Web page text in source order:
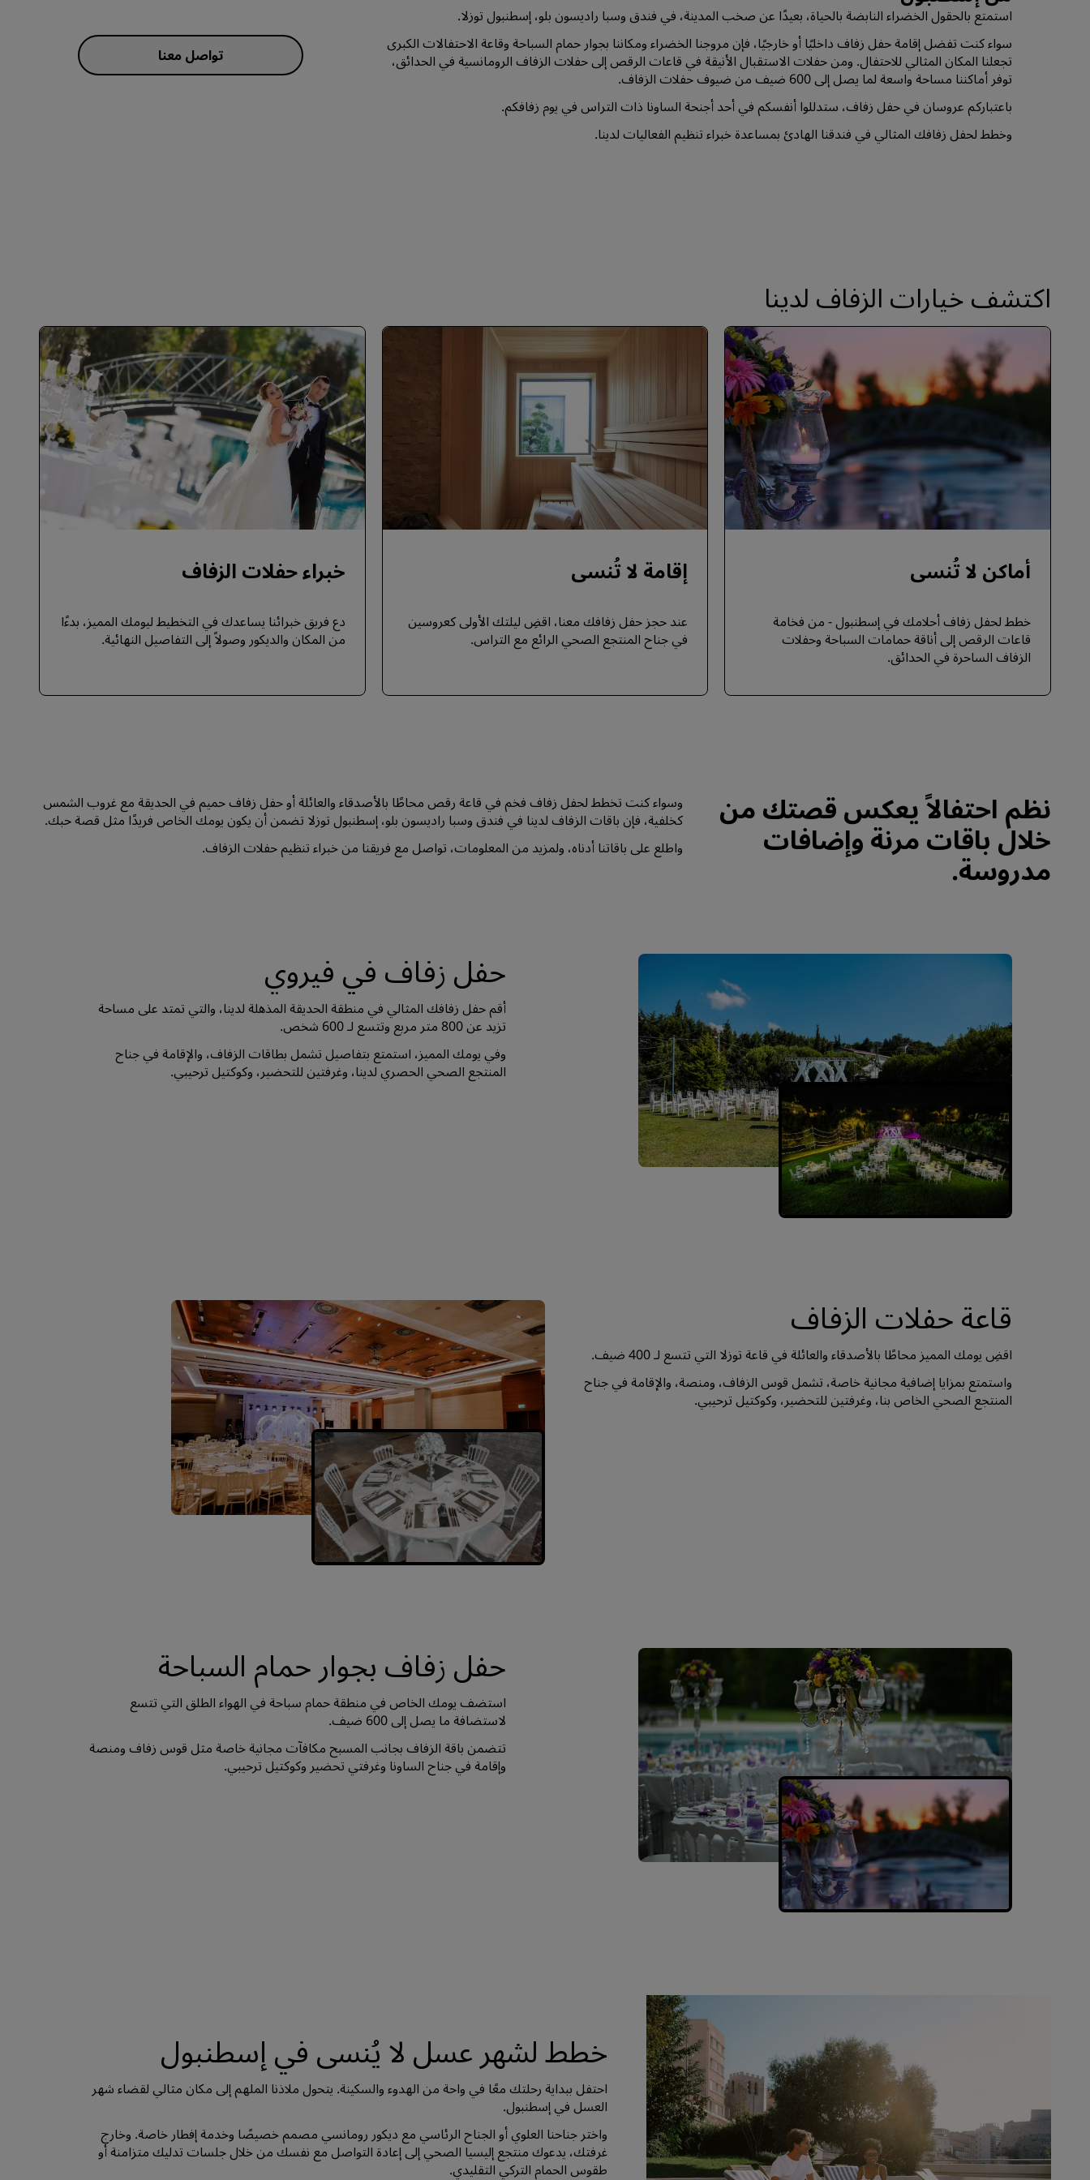
استمتع بالحقول الخضراء النابضة بالحياة، بعيدًا عن صخب المدينة، في فندق وسبا راديسون بلو، إسطنبول توزلا.
سواء كنت تفضل إقامة حفل زفاف داخليًا أو خارجيًا، فإن مروجنا الخضراء ومكاننا بجوار حمام السباحة وقاعة الاحتفالات الكبرى
تجعلنا المكان المثالي للاحتفال. ومن حفلات الاستقبال الأنيقة في قاعات الرقص إلى حفلات الزفاف الرومانسية في الحدائق،
توفر أماكننا مساحة واسعة لما يصل إلى 600 ضيف من ضيوف حفلات الزفاف.
باعتباركم عروسان في حفل زفاف، ستدللوا أنفسكم في أحد أجنحة الساونا ذات التراس في يوم زفافكم.
وخطط لحفل زفافك المثالي في فندقنا الهادئ بمساعدة خبراء تنظيم الفعاليات لدينا.
تواصل معنا
اكتشف خيارات الزفاف لدينا
أماكن لا تُنسى
خطط لحفل زفاف أحلامك في إسطنبول - من فخامة
قاعات الرقص إلى أناقة حمامات السباحة وحفلات
الزفاف الساحرة في الحدائق.
إقامة لا تُنسى
عند حجز حفل زفافك معنا، اقضِ ليلتك الأولى كعروسين
في جناح المنتجع الصحي الرائع مع التراس.
خبراء حفلات الزفاف
دع فريق خبرائنا يساعدك في التخطيط ليومك المميز، بدءًا
من المكان والديكور وصولاً إلى التفاصيل النهائية.
نظم احتفالاً يعكس قصتك من
خلال باقات مرنة وإضافات
مدروسة.
وسواء كنت تخطط لحفل زفاف فخم في قاعة رقص محاطًا بالأصدقاء والعائلة أو حفل زفاف حميم في الحديقة مع غروب الشمس
كخلفية، فإن باقات الزفاف لدينا في فندق وسبا راديسون بلو، إسطنبول توزلا تضمن أن يكون يومك الخاص فريدًا مثل قصة حبك.
واطلع على باقاتنا أدناه، ولمزيد من المعلومات، تواصل مع فريقنا من خبراء تنظيم حفلات الزفاف.
حفل زفاف في فيروي
أقم حفل زفافك المثالي في منطقة الحديقة المذهلة لدينا، والتي تمتد على مساحة
تزيد عن 800 متر مربع وتتسع لـ 600 شخص.
وفي يومك المميز، استمتع بتفاصيل تشمل بطاقات الزفاف، والإقامة في جناح
المنتجع الصحي الحصري لدينا، وغرفتين للتحضير، وكوكتيل ترحيبي.
قاعة حفلات الزفاف
اقضِ يومك المميز محاطًا بالأصدقاء والعائلة في قاعة توزلا التي تتسع لـ 400 ضيف.
واستمتع بمزايا إضافية مجانية خاصة، تشمل قوس الزفاف، ومنصة، والإقامة في جناح
المنتجع الصحي الخاص بنا، وغرفتين للتحضير، وكوكتيل ترحيبي.
حفل زفاف بجوار حمام السباحة
استضف يومك الخاص في منطقة حمام سباحة في الهواء الطلق التي تتسع
لاستضافة ما يصل إلى 600 ضيف.
تتضمن باقة الزفاف بجانب المسبح مكافآت مجانية خاصة مثل قوس زفاف ومنصة
وإقامة في جناح الساونا وغرفتي تحضير وكوكتيل ترحيبي.
خطط لشهر عسل لا يُنسى في إسطنبول
احتفل ببداية رحلتك معًا في واحة من الهدوء والسكينة. يتحول ملاذنا الملهم إلى مكان مثالي لقضاء شهر
العسل في إسطنبول.
واختر جناحنا العلوي أو الجناح الرئاسي مع ديكور رومانسي مصمم خصيصًا وخدمة إفطار خاصة. وخارج
غرفتك، يدعوك منتجع إليسيا الصحي إلى إعادة التواصل مع نفسك من خلال جلسات تدليك متزامنة أو
طقوس الحمام التركي التقليدي.